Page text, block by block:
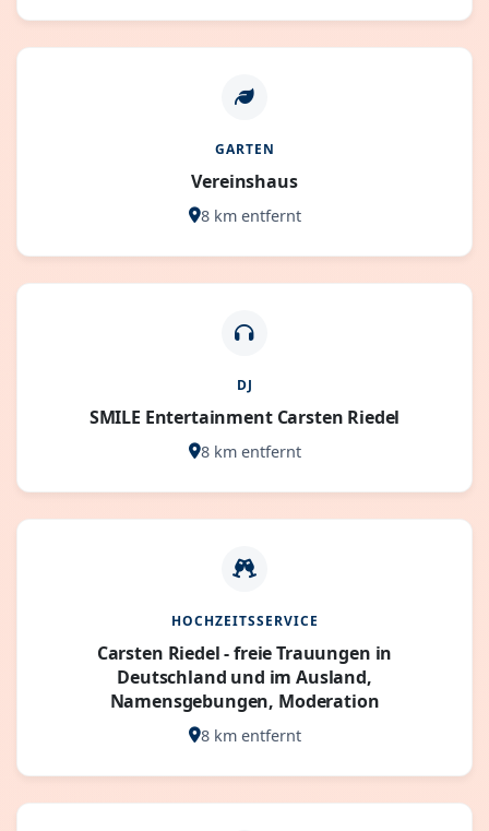
GARTEN
Vereinshaus
8 km entfernt
DJ
SMILE Entertainment Carsten Riedel
8 km entfernt
HOCHZEITSSERVICE
Carsten Riedel - freie Trauungen in
Deutschland und im Ausland,
Namensgebungen, Moderation
8 km entfernt